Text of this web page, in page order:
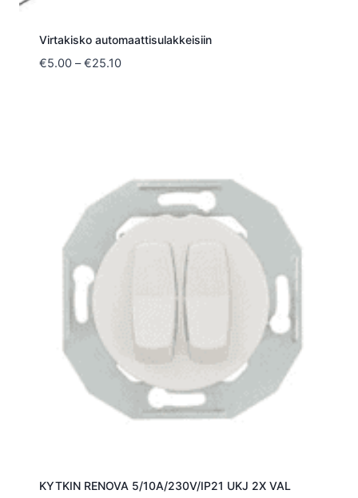
Virtakisko automaattisulakkeisiin
€5.00 – €25.10Hintaluokka:
KYTKIN RENOVA 5/10A/230V/IP21 UKJ 2X VAL